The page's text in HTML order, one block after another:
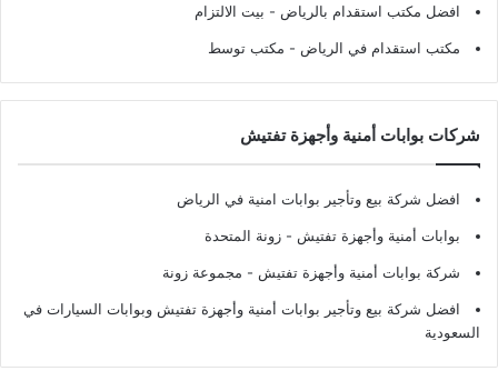
افضل مكتب استقدام بالرياض - بيت الالتزام
مكتب استقدام في الرياض - مكتب توسط
شركات بوابات أمنية وأجهزة تفتيش
افضل شركة بيع وتأجير بوابات امنية في الرياض
بوابات أمنية وأجهزة تفتيش - زونة المتحدة
شركة بوابات أمنية وأجهزة تفتيش - مجموعة زونة
افضل شركة بيع وتأجير بوابات أمنية وأجهزة تفتيش وبوابات السيارات في
السعودية